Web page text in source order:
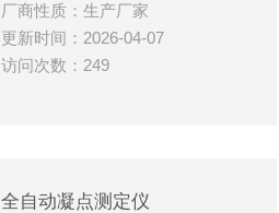
厂商性质：生产厂家
更新时间：2026-04-07
访问次数：249
全自动凝点测定仪